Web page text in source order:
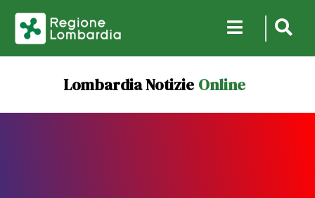
Lombardia Notizie Online